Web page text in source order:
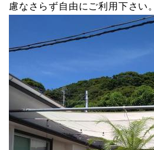
慮なさらず自由にご利用下さい。